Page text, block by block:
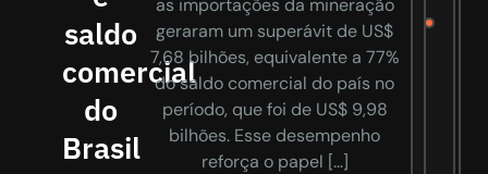
saldo
comercial
do
Brasil
geraram um superávit de US$
7,68 bilhões, equivalente a 77%
do saldo comercial do país no
período, que foi de US$ 9,98
bilhões. Esse desempenho
reforça o papel […]